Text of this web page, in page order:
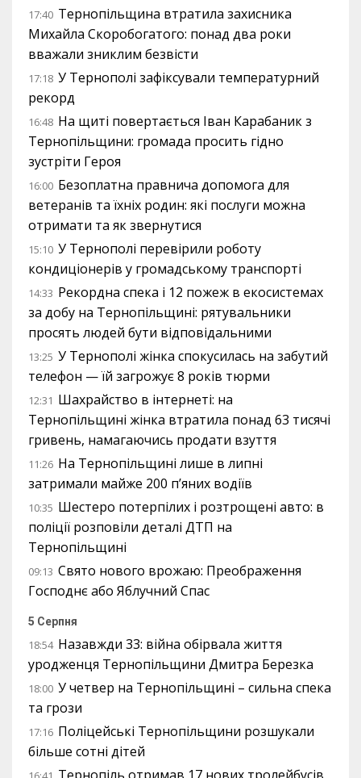
17:40 Тернопільщина втратила захисника
Михайла Скоробогатого: понад два роки
вважали зниклим безвісти
17:18 У Тернополі зафіксували температурний
рекорд
16:48 На щиті повертається Іван Карабаник з
Тернопільщини: громада просить гідно
зустріти Героя
16:00 Безоплатна правнича допомога для
ветеранів та їхніх родин: які послуги можна
отримати та як звернутися
15:10 У Тернополі перевірили роботу
кондиціонерів у громадському транспорті
14:33 Рекордна спека і 12 пожеж в екосистемах
за добу на Тернопільщині: рятувальники
просять людей бути відповідальними
13:25 У Тернополі жінка спокусилась на забутий
телефон — їй загрожує 8 років тюрми
12:31 Шахрайство в інтернеті: на
Тернопільщині жінка втратила понад 63 тисячі
гривень, намагаючись продати взуття
11:26 На Тернопільщині лише в липні
затримали майже 200 п’яних водіїв
10:35 Шестеро потерпілих і розтрощені авто: в
поліції розповіли деталі ДТП на
Тернопільщині
09:13 Свято нового врожаю: Преображення
Господнє або Яблучний Спас
5 Серпня
18:54 Назавжди 33: війна обірвала життя
уродженця Тернопільщини Дмитра Березка
18:00 У четвер на Тернопільщині – сильна спека
та грози
17:16 Поліцейські Тернопільщини розшукали
більше сотні дітей